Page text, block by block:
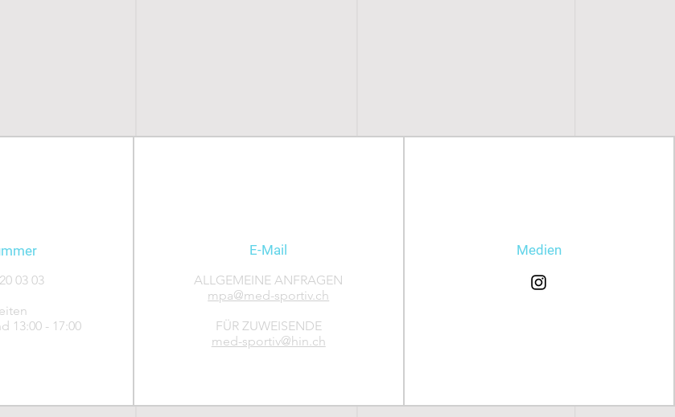
03 03
13:00 - 17:00
E-Mail
ALLGEMEINE ANFRAGEN
mpa@med-sportiv.ch
FÜR ZUWEISENDE
med-sportiv@hin.ch
Medien